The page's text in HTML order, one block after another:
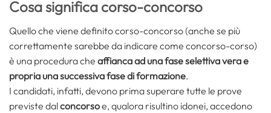
Cosa significa corso-concorso
Quello che viene definito corso-concorso (anche se più
correttamente sarebbe da indicare come concorso-corso)
è una procedura che affianca ad una fase selettiva vera e
propria una successiva fase di formazione.
I candidati, infatti, devono prima superare tutte le prove
previste dalconcorsoe, qualora risultino idonei, accedono